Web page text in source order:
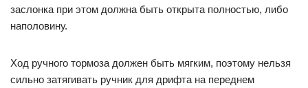
заслонка при этом должна быть открыта полностью, либо
наполовину.
Ход ручного тормоза должен быть мягким, поэтому нельзя
сильно затягивать ручник для дрифта на переднем